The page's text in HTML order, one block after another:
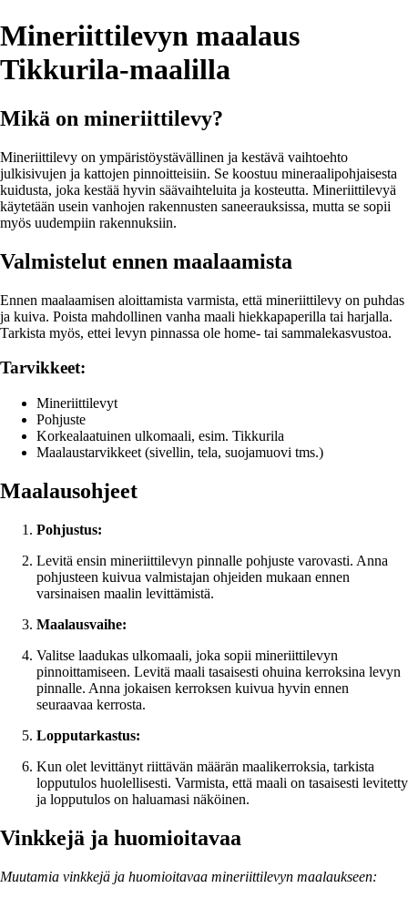
Mineriittilevyn maalaus
Tikkurila-maalilla
Mikä on mineriittilevy?
Mineriittilevy on ympäristöystävällinen ja kestävä vaihtoehto
julkisivujen ja kattojen pinnoitteisiin. Se koostuu mineraalipohjaisesta
kuidusta, joka kestää hyvin säävaihteluita ja kosteutta. Mineriittilevyä
käytetään usein vanhojen rakennusten saneerauksissa, mutta se sopii
myös uudempiin rakennuksiin.
Valmistelut ennen maalaamista
Ennen maalaamisen aloittamista varmista, että mineriittilevy on puhdas
ja kuiva. Poista mahdollinen vanha maali hiekkapaperilla tai harjalla.
Tarkista myös, ettei levyn pinnassa ole home- tai sammalekasvustoa.
Tarvikkeet:
Mineriittilevyt
Pohjuste
Korkealaatuinen ulkomaali, esim. Tikkurila
Maalaustarvikkeet (sivellin, tela, suojamuovi tms.)
Maalausohjeet
Pohjustus:
Levitä ensin mineriittilevyn pinnalle pohjuste varovasti. Anna
pohjusteen kuivua valmistajan ohjeiden mukaan ennen
varsinaisen maalin levittämistä.
Maalausvaihe:
Valitse laadukas ulkomaali, joka sopii mineriittilevyn
pinnoittamiseen. Levitä maali tasaisesti ohuina kerroksina levyn
pinnalle. Anna jokaisen kerroksen kuivua hyvin ennen
seuraavaa kerrosta.
Lopputarkastus:
Kun olet levittänyt riittävän määrän maalikerroksia, tarkista
lopputulos huolellisesti. Varmista, että maali on tasaisesti levitetty
ja lopputulos on haluamasi näköinen.
Vinkkejä ja huomioitavaa
Muutamia vinkkejä ja huomioitavaa mineriittilevyn maalaukseen: